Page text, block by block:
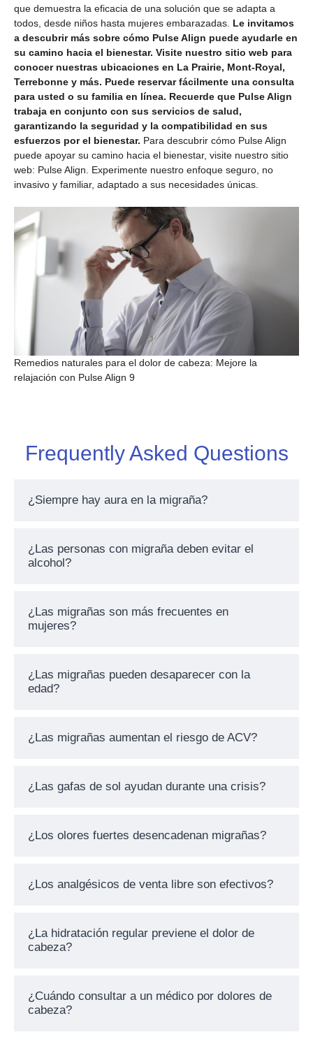
que demuestra la eficacia de una solución que se adapta a
todos, desde niños hasta mujeres embarazadas. Le invitamos
a descubrir más sobre cómo Pulse Align puede ayudarle en
su camino hacia el bienestar. Visite nuestro sitio web para
conocer nuestras ubicaciones en La Prairie, Mont-Royal,
Terrebonne y más. Puede reservar fácilmente una consulta
para usted o su familia en línea. Recuerde que Pulse Align
trabaja en conjunto con sus servicios de salud,
garantizando la seguridad y la compatibilidad en sus
esfuerzos por el bienestar. Para descubrir cómo Pulse Align
puede apoyar su camino hacia el bienestar, visite nuestro sitio
web: Pulse Align. Experimente nuestro enfoque seguro, no
invasivo y familiar, adaptado a sus necesidades únicas.
Remedios naturales para el dolor de cabeza: Mejore la
relajación con Pulse Align 9
Frequently Asked Questions
¿Siempre hay aura en la migraña?
¿Las personas con migraña deben evitar el
alcohol?
¿Las migrañas son más frecuentes en
mujeres?
¿Las migrañas pueden desaparecer con la
edad?
¿Las migrañas aumentan el riesgo de ACV?
¿Las gafas de sol ayudan durante una crisis?
¿Los olores fuertes desencadenan migrañas?
¿Los analgésicos de venta libre son efectivos?
¿La hidratación regular previene el dolor de
cabeza?
¿Cuándo consultar a un médico por dolores de
cabeza?